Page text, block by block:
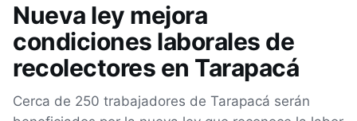
Nueva ley mejora
condiciones laborales de
recolectores en Tarapacá
Cerca de 250 trabajadores de Tarapacá serán